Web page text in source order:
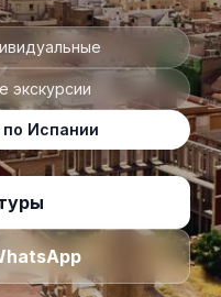
экскурсии
по Испании